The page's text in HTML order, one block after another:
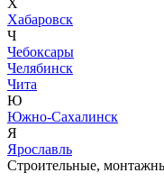
Х
Хабаровск
Ч
Чебоксары
Челябинск
Чита
Ю
Южно-Сахалинск
Я
Ярославль
Строительные,